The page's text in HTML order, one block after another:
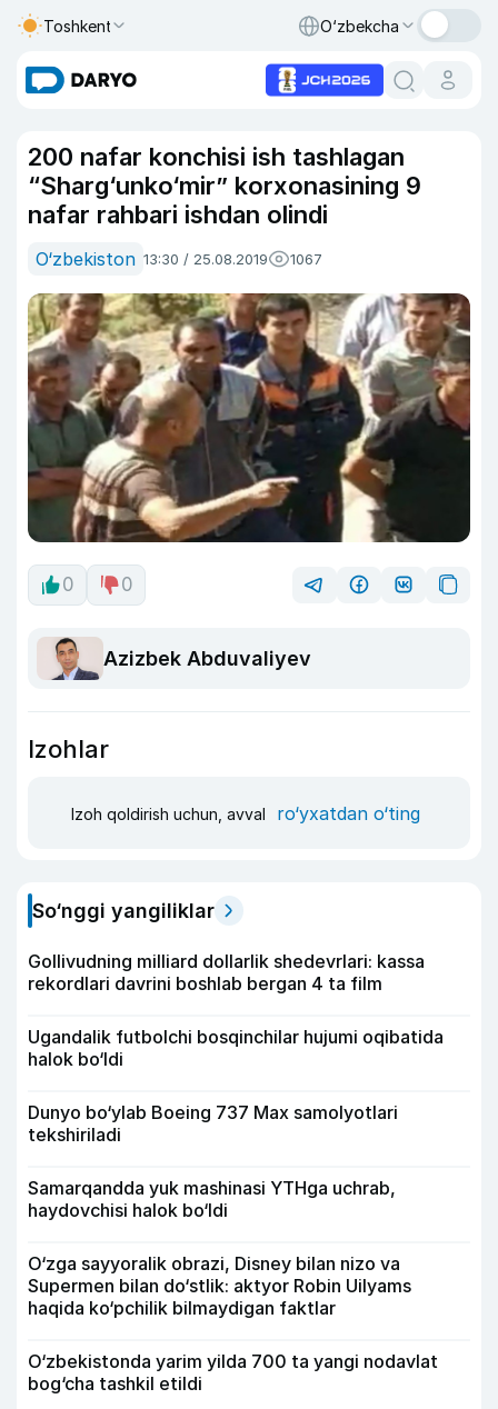
Toshkent O‘zbekcha
200 nafar konchisi ish tashlagan
“Sharg‘unko‘mir” korxonasining 9
nafar rahbari ishdan olindi
O‘zbekiston 13:30 / 25.08.2019 1067
0 0
Azizbek Abduvaliyev
Izohlar
Izoh qoldirish uchun, avval ro‘yxatdan o‘ting
So‘nggi yangiliklar
Gollivudning milliard dollarlik shedevrlari: kassa
rekordlari davrini boshlab bergan 4 ta film
Ugandalik futbolchi bosqinchilar hujumi oqibatida
halok bo‘ldi
Dunyo bo‘ylab Boeing 737 Max samolyotlari
tekshiriladi
Samarqandda yuk mashinasi YTHga uchrab,
haydovchisi halok bo‘ldi
O‘zga sayyoralik obrazi, Disney bilan nizo va
Supermen bilan do‘stlik: aktyor Robin Uilyams
haqida ko‘pchilik bilmaydigan faktlar
O‘zbekistonda yarim yilda 700 ta yangi nodavlat
bog‘cha tashkil etildi